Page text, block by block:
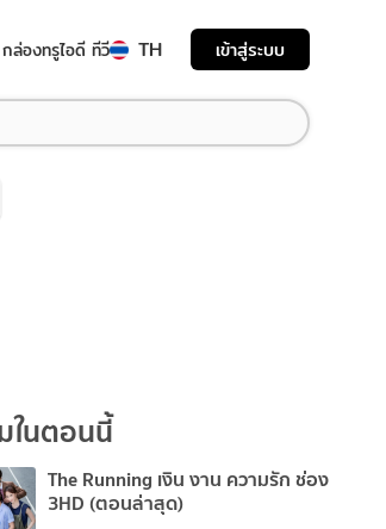
กล่องทรูไอดี ทีวี TH เข้าสู่ระบบ
ในตอนนี้
The Running เงิน งาน ความรัก ช่อง
3HD (ตอนล่าสุด)